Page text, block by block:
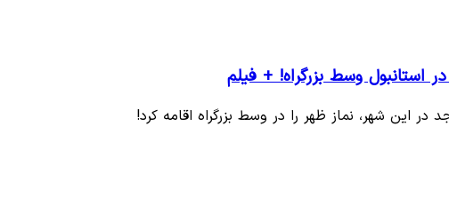
وسط بزرگراه! + فیلم
این شهر، نماز ظهر را در وسط بزرگراه اقامه کرد!